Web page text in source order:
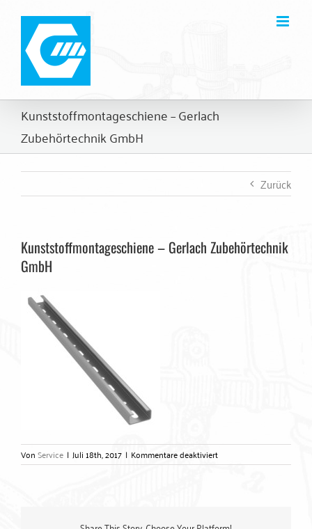
Inhalt
springen
Kunststoffmontageschiene – Gerlach
Zubehörtechnik GmbH
Zurück
Kunststoffmontageschiene – Gerlach Zubehörtechnik
GmbH
VonService | Juli 18th, 2017 | Kommentare deaktiviertfür